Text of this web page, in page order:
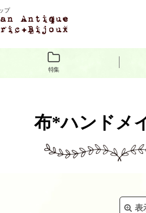
プ
特集
布*ハンドメ
表